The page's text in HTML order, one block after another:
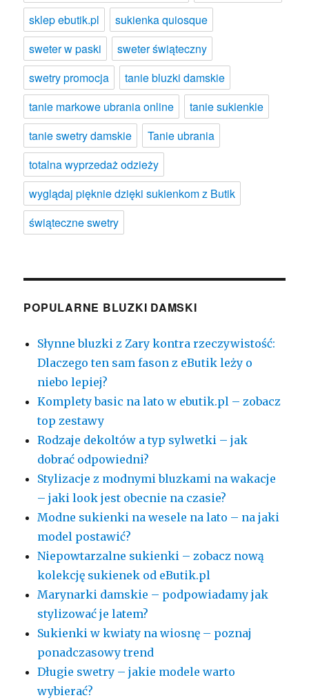
sklep ebutik.pl
sukienka quiosque
sweter w paski
sweter świąteczny
swetry promocja
tanie bluzki damskie
tanie markowe ubrania online
tanie sukienkie
tanie swetry damskie
Tanie ubrania
totalna wyprzedaż odzieży
wyglądaj pięknie dzięki sukienkom z Butik
świąteczne swetry
POPULARNE BLUZKI DAMSKI
Słynne bluzki z Zary kontra rzeczywistość:
Dlaczego ten sam fason z eButik leży o
niebo lepiej?
Komplety basic na lato w ebutik.pl – zobacz
top zestawy
Rodzaje dekoltów a typ sylwetki – jak
dobrać odpowiedni?
Stylizacje z modnymi bluzkami na wakacje
– jaki look jest obecnie na czasie?
Modne sukienki na wesele na lato – na jaki
model postawić?
Niepowtarzalne sukienki – zobacz nową
kolekcję sukienek od eButik.pl
Marynarki damskie – podpowiadamy jak
stylizować je latem?
Sukienki w kwiaty na wiosnę – poznaj
ponadczasowy trend
Długie swetry – jakie modele warto
wybierać?